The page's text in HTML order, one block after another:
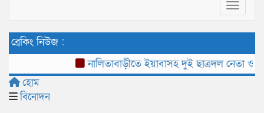
ব্রেকিং নিউজ :
নালিতাবাড়ীতে ইয়াবাসহ দুই ছাত্রদল নেতা ও
হোম
বিনোদন